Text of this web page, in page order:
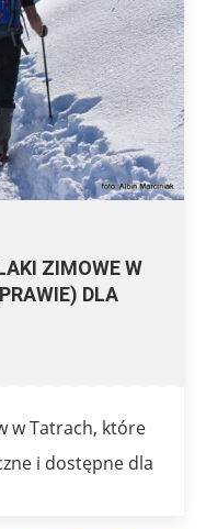
ZIMOWE W
DLA
w Tatrach, które
i dostępne dla